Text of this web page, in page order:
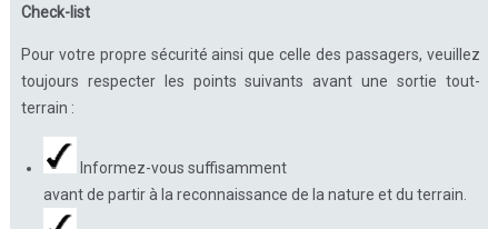
Check-list
Pour votre propre sécurité ainsi que celle des passagers, veuillez
toujours respecter les points suivants avant une sortie tout-
terrain :
Informez-vous suffisamment
avant de partir à la reconnaissance de la nature et du terrain.